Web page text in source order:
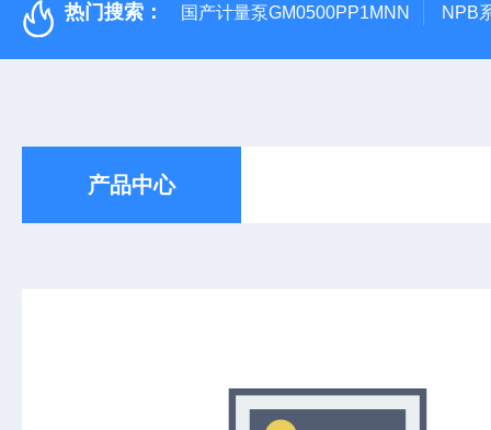
热门搜索： 国产计量泵GM0500PP1MNN NPB
产品中心